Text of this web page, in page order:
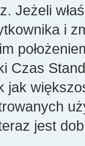
Jeżeli
i
Czas
jak
jest